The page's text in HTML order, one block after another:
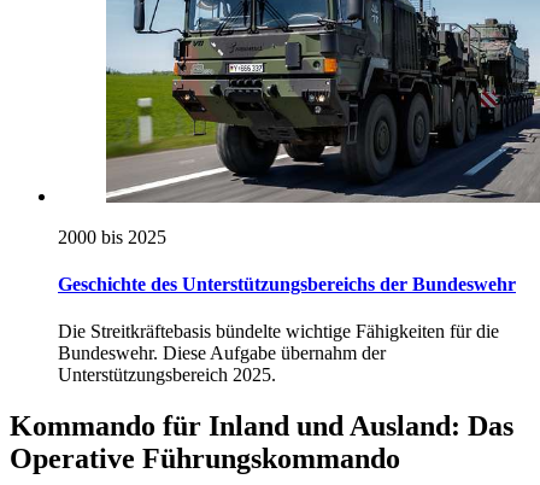
2000 bis 2025
Geschichte des Unterstützungsbereichs der Bundeswehr
Die Streitkräftebasis bündelte wichtige Fähigkeiten für die
Bundeswehr. Diese Aufgabe übernahm der
Unterstützungsbereich 2025.
Kommando für Inland und Ausland: Das
Operative Führungskommando